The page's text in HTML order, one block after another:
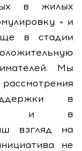
в жилых
« и
в стадии
Мы
в
и в
взгляд на
не